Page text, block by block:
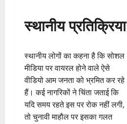
स्थानीय प्रतिक्रिया
स्थानीय लोगों का कहना है कि सोशल
मीडिया पर वायरल होने वाले ऐसे
वीडियो आम जनता को भ्रमित कर रहे
हैं। कई नागरिकों ने चिंता जताई कि
यदि समय रहते इस पर रोक नहीं लगी,
तो चुनावी माहौल पर इसका गलत